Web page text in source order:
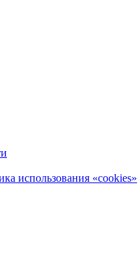
использования «cookies»